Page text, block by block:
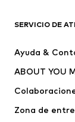
Vestidos
Camisetas y
Chaquetas
Ropa interior
SERVICIO DE
Ayuda &
ABOUT YOU
Zona de